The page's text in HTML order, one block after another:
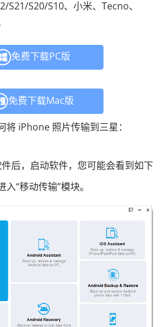
S21/S20/S10、小米、Tecno、
免费下载PC版
免费下载Mac版
iPhone 照片传输到三星：
后，启动软件，您可能会看到如下
“移动传输”模块。